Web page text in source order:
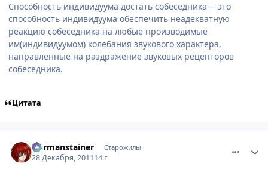
Способность индивидуума достать собеседника -- это
способность индивидуума обеспечить неадекватную
реакцию собеседника на любые производимые
им(индивидуумом) колебания звукового характера,
направленные на раздражение звуковых рецепторов
собеседника.
Цитата
Durmanstainer Старожилы
28 Декабря, 201114 г